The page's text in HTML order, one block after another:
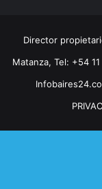
Director
Matanza, Tel: +54